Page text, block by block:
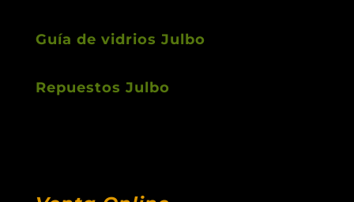
Guía de vidrios Julbo
Repuestos Julbo